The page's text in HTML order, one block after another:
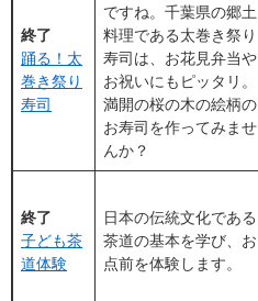
終了
踊る！太
巻き祭り
寿司
ですね。千葉県の郷土
料理である太巻き祭り
寿司は、お花見弁当や
お祝いにもピッタリ。
満開の桜の木の絵柄の
お寿司を作ってみませ
んか？
終了
子ども茶
道体験
日本の伝統文化である
茶道の基本を学び、お
点前を体験します。